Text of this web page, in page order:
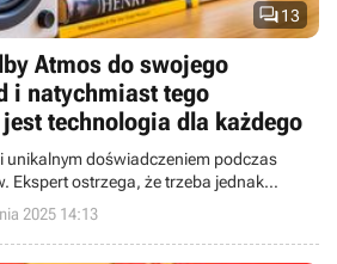
13
Atmos do swojego
i natychmiast tego
jest technologia dla każdego
unikalnym doświadczeniem podczas
Ekspert ostrzega, że trzeba jednak
zestaw głośników, żeby wykorzystać
2025 14:13